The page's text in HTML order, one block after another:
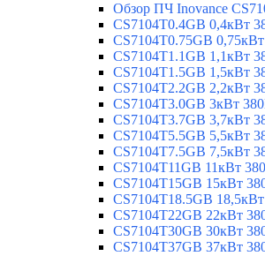
Обзор ПЧ Inovance
CS7104T0.4GB 0,4кВт
CS7104T0.75GB
CS7104T1.1GB 1,1кВт
CS7104T1.5GB 1,5кВт
CS7104T2.2GB 2,2кВт
CS7104T3.0GB 3кВт
CS7104T3.7GB 3,7кВт
CS7104T5.5GB 5,5кВт
CS7104T7.5GB 7,5кВт
CS7104T11GB 11кВт
CS7104T15GB 15кВт
CS7104T18.5GB
CS7104T22GB 22кВт
CS7104T30GB 30кВт
CS7104T37GB 37кВт